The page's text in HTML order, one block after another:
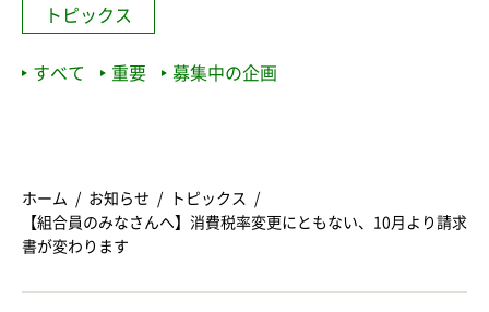
トピックス
すべて 重要 募集中の企画
ホーム お知らせ
トピックス
【組合員のみなさんへ】消費税率変更にともない、10月より請求
書が変わります